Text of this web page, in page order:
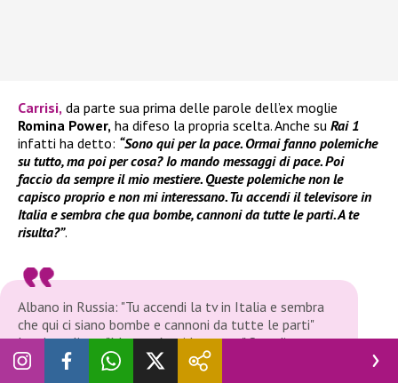
Carrisi, da parte sua prima delle parole dell’ex moglie
Romina Power, ha difeso la propria scelta. Anche su Rai 1
infatti ha detto: “Sono qui per la pace. Ormai fanno polemiche
su tutto, ma poi per cosa? Io mando messaggi di pace. Poi
faccio da sempre il mio mestiere. Queste polemiche non le
capisco proprio e non mi interessano. Tu accendi il televisore in
Italia e sembra che qua bombe, cannoni da tutte le parti. A te
risulta?”.
Albano in Russia: "Tu accendi la tv in Italia e sembra
che qui ci siano bombe e cannoni da tutte le parti"
La giornalista: "Ma non è qui la guerra" Stendiamo un
velo pietoso
pic.twitter.com/wS5SyRsAmD